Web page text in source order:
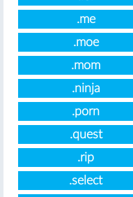
.me
.moe
.mom
.ninja
.porn
.quest
.rip
.select